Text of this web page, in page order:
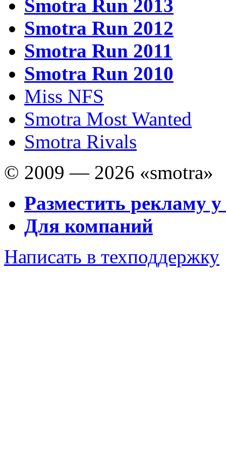
Smotra Run 2013
Smotra Run 2012
Smotra Run 2011
Smotra Run 2010
Miss NFS
Smotra Most Wanted
Smotra Rivals
© 2009 — 2026 «smotra»
Разместить рекламу у
Для компаний
Написать в техподдержку